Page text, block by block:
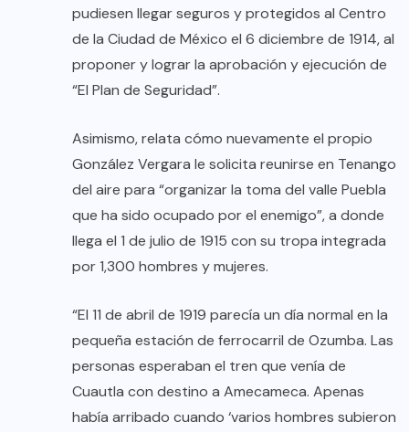
pudiesen llegar seguros y protegidos al Centro
de la Ciudad de México el 6 diciembre de 1914, al
proponer y lograr la aprobación y ejecución de
“El Plan de Seguridad”.
Asimismo, relata cómo nuevamente el propio
González Vergara le solicita reunirse en Tenango
del aire para “organizar la toma del valle Puebla
que ha sido ocupado por el enemigo”, a donde
llega el 1 de julio de 1915 con su tropa integrada
por 1,300 hombres y mujeres.
“El 11 de abril de 1919 parecía un día normal en la
pequeña estación de ferrocarril de Ozumba. Las
personas esperaban el tren que venía de
Cuautla con destino a Amecameca. Apenas
había arribado cuando ‘varios hombres subieron